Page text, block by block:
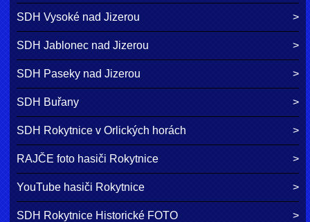
SDH Vysoké nad Jizerou
SDH Jablonec nad Jizerou
SDH Paseky nad Jizerou
SDH Buřany
SDH Rokytnice v Orlických horách
RAJČE foto hasiči Rokytnice
YouTube hasiči Rokytnice
SDH Rokytnice Historické FOTO